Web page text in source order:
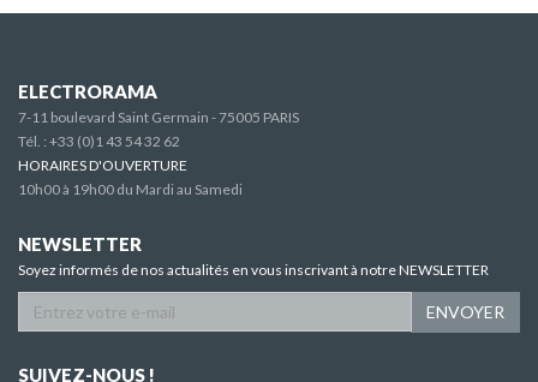
ELECTRORAMA
7-11 boulevard Saint Germain - 75005 PARIS
Tél. : +33 (0)1 43 54 32 62
HORAIRES D'OUVERTURE
10h00 à 19h00 du Mardi au Samedi
NEWSLETTER
Soyez informés de nos actualités en vous inscrivant à notre NEWSLETTER
ENVOYER
SUIVEZ-NOUS !